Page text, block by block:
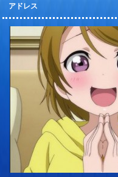
アドレス